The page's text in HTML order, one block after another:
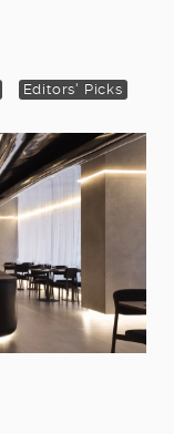
Editors' Picks